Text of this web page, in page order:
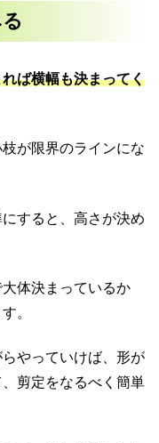
ば横幅も決まってく
が限界のラインにな
すると、高さが決め
体決まっているか
。
やっていけば、形が
剪定をなるべく簡単